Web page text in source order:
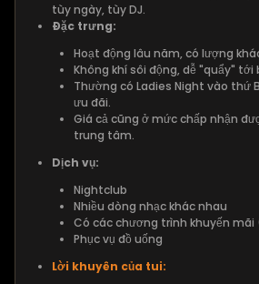
tùy ngày, tùy DJ.
Đặc trưng:
Hoạt động lâu năm, có lượng
Không khí sôi động, dễ "quẩy" tới
Thường có Ladies Night vào thứ
ưu đãi.
Giá cả cũng ở mức chấp nhận
trung tâm.
Dịch vụ:
Nightclub
Nhiều dòng nhạc khác nhau
Có các chương trình khuyến mãi
Phục vụ đồ uống
Lời khuyên của tui: